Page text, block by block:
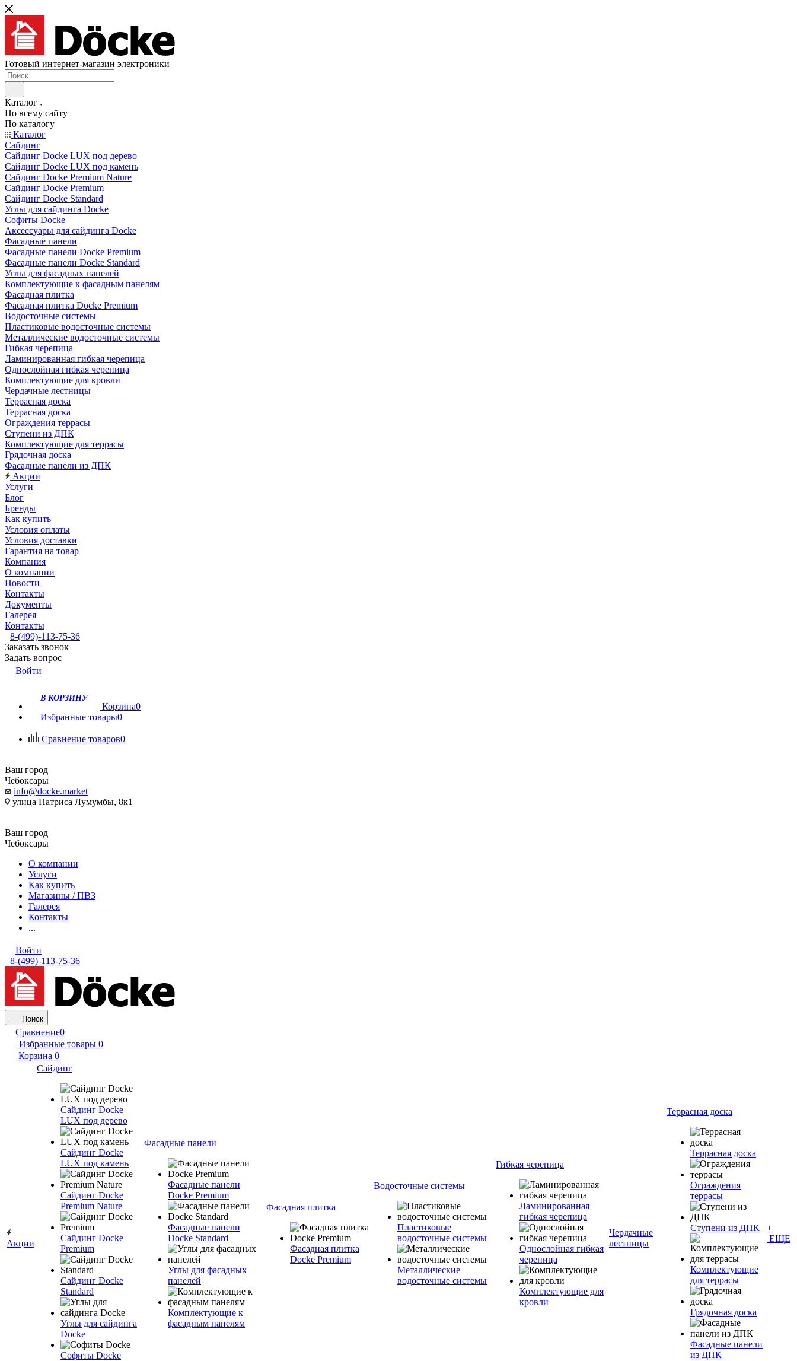
Готовый интернет-магазин электроники
Каталог
По всему сайту
По каталогу
Каталог
Сайдинг
Сайдинг Docke LUX под дерево
Сайдинг Docke LUX под камень
Сайдинг Docke Premium Nature
Сайдинг Docke Premium
Сайдинг Docke Standard
Углы для сайдинга Docke
Софиты Docke
Аксессуары для сайдинга Docke
Фасадные панели
Фасадные панели Docke Premium
Фасадные панели Docke Standard
Углы для фасадных панелей
Комплектующие к фасадным панелям
Фасадная плитка
Фасадная плитка Docke Premium
Водосточные системы
Пластиковые водосточные системы
Металлические водосточные системы
Гибкая черепица
Ламинированная гибкая черепица
Однослойная гибкая черепица
Комплектующие для кровли
Чердачные лестницы
Террасная доска
Террасная доска
Ограждения террасы
Ступени из ДПК
Комплектующие для террасы
Грядочная доска
Фасадные панели из ДПК
Акции
Услуги
Блог
Бренды
Как купить
Условия оплаты
Условия доставки
Гарантия на товар
Компания
О компании
Новости
Контакты
Документы
Галерея
Контакты
8-(499)-113-75-36
Заказать звонок
Задать вопрос
Войти
В КОРЗИНУ
Корзина0
Избранные товары0
Сравнение товаров0
Ваш город
Чебоксары
info@docke.market
улица Патриса Лумумбы, 8к1
Ваш город
Чебоксары
О компании
Услуги
Как купить
Магазины / ПВЗ
Галерея
Контакты
...
Войти
8-(499)-113-75-36
Поиск
Сравнение0
Избранные товары 0
Корзина 0
Акции
Сайдинг
Сайдинг Docke
LUX под дерево
Сайдинг Docke
LUX под камень
Сайдинг Docke
Premium Nature
Сайдинг Docke
Premium
Сайдинг Docke
Standard
Углы для сайдинга
Docke
Софиты Docke
Фасадные панели
Фасадные панели
Docke Premium
Фасадные панели
Docke Standard
Углы для фасадных
панелей
Комплектующие к
фасадным панелям
Фасадная плитка
Фасадная плитка
Docke Premium
Водосточные системы
Пластиковые
водосточные системы
Металлические
водосточные системы
Гибкая черепица
Ламинированная
гибкая черепица
Однослойная гибкая
черепица
Комплектующие для
кровли
Чердачные
лестницы
Террасная доска
Террасная доска
Ограждения
террасы
Ступени из ДПК
Комплектующие
для террасы
Грядочная доска
Фасадные панели
из ДПК
+
ЕЩЕ